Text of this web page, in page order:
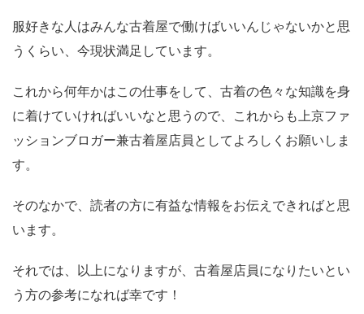
服好きな人はみんな古着屋で働けばいいんじゃないかと思
うくらい、今現状満足しています。
これから何年かはこの仕事をして、古着の色々な知識を身
に着けていければいいなと思うので、これからも上京ファ
ッションブロガー兼古着屋店員としてよろしくお願いしま
す。
そのなかで、読者の方に有益な情報をお伝えできればと思
います。
それでは、以上になりますが、古着屋店員になりたいとい
う方の参考になれば幸です！